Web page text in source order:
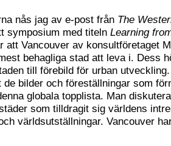
nås jag av e-post från The
symposium med titeln Learning
att Vancouver av konsultföretaget
behagliga stad att leva i. Dess
till förebild för urban
bilder och föreställningar som
globala topplista. Man
som tilldragit sig världens
världsutställningar. Vancouver